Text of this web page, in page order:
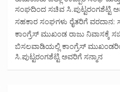
ಸಂಘದಿಂದ ಸಚಿವ ಸಿ.ಪುಟ್ಟರಂಗಶೆಟ್ಟಿ
ಸಹಕಾರ ಸಂಘಗಳು ರೈತರಿಗೆ ವರದಾನ:
ಕಾಂಗ್ರೆಸ್ ಮುಖಂಡ ರಾಜು ನಿವಾಸಕ್ಕೆ
ಬಿಸಲವಾಡಿಯಲ್ಲಿ ಕಾಂಗ್ರೆಸ್
ಸಿ.ಪುಟ್ಟರಂಗಶೆಟ್ಟಿ ಅವರಿಗೆ ಸನ್ಮಾನ